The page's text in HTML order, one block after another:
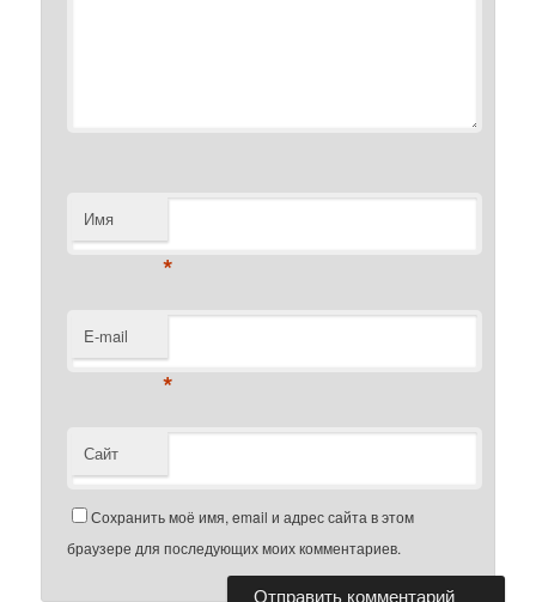
Имя
*
E-mail
*
Сайт
Сохранить моё имя, email и адрес сайта в этом
браузере для последующих моих комментариев.